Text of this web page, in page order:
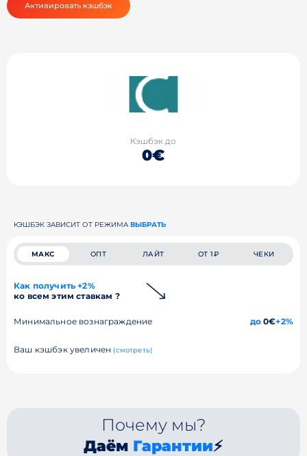
Активировать кэшбэк
Кэшбэк до
0€
КЭШБЭК ЗАВИСИТ ОТ РЕЖИМА ВЫБРАТЬ
МАКС ОПТ ЛАЙТ ОТ 1₽ ЧЕКИ
Как получить +2%
ко всем этим ставкам ?
Минимальное вознаграждение до0€+2%
Ваш кэшбэк увеличен (смотреть)
Почему мы?
Даём Гарантии⚡